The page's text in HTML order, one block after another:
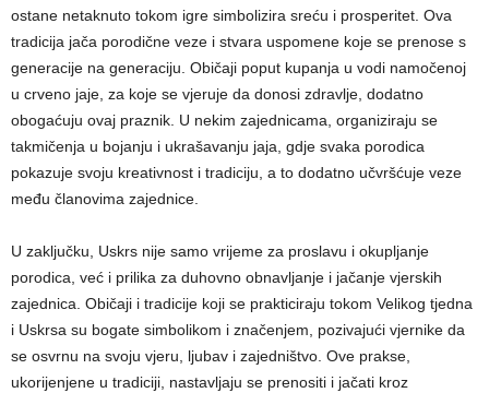
ostane netaknuto tokom igre simbolizira sreću i prosperitet. Ova
tradicija jača porodične veze i stvara uspomene koje se prenose s
generacije na generaciju. Običaji poput kupanja u vodi namočenoj
u crveno jaje, za koje se vjeruje da donosi zdravlje, dodatno
obogaćuju ovaj praznik. U nekim zajednicama, organiziraju se
takmičenja u bojanju i ukrašavanju jaja, gdje svaka porodica
pokazuje svoju kreativnost i tradiciju, a to dodatno učvršćuje veze
među članovima zajednice.
U zaključku, Uskrs nije samo vrijeme za proslavu i okupljanje
porodica, već i prilika za duhovno obnavljanje i jačanje vjerskih
zajednica. Običaji i tradicije koji se prakticiraju tokom Velikog tjedna
i Uskrsa su bogate simbolikom i značenjem, pozivajući vjernike da
se osvrnu na svoju vjeru, ljubav i zajedništvo. Ove prakse,
ukorijenjene u tradiciji, nastavljaju se prenositi i jačati kroz